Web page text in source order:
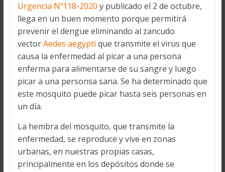
Urgencia Nº118-2020 y publicado el 2 de octubre,
llega en un buen momento porque permitirá
prevenir el dengue eliminando al zancudo
vectorAedes aegypti que transmite el virus que
causa la enfermedad al picar a una persona
enferma para alimentarse de su sangre y luego
picar a una personsa sana. Se ha determinado que
este mosquito puede picar hasta seis personas en
un día.
La hembra del mosquito, que transmite la
enfermedad, se reproduce y vive en zonas
urbanas, en nuestras propias casas,
principalmente en los depósitos donde se